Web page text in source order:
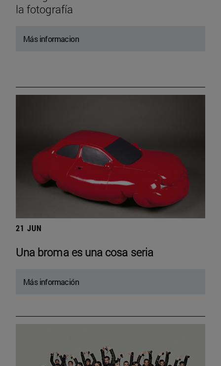
la fotografía
Más informacion
21 JUN
Una broma es una cosa seria
Más información